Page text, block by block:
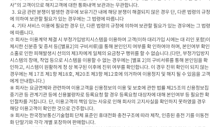
사”의 고객이므로 해지고객에 대한 통화내역 보관과는 무관합니다.
에 의하여 보관할 필요가 있는 경우에는 그 법령에 따릅니다
에 따릅니다.
⑦ 회사는 이용계약 체결 시 부정가입방지시스템을 이용하여 고객(이하 대리가입 시에는 대 리인 포함)이
제시한 신분증 및 증서 등([별표2]의 구비서류)을 통해 본인인지 여부를 확 인하여야 하며, 본인여부 확인
소홀로 인한 피해발생시 선의의 제3자에게 일체의 요금청구 행위를 할 수 없습니다.(다만, 부정가입방지
시스템의 장애, 작업 등으로 시스템을 이용할 수 없는 경우에는 [별표 2]의 구비서류를 통해 본인임을 확
인하고, 시스템이 원활하게 정 상 복구된 이후에 진위 여부를 확인합니다. 이 경우 진위 확인이 되지 않는
경우에는 제 17조 제1항 제18호, 제20조 제3항 제12호에 의거하여 이용정지 및 해지 될 수 있음을 고객
에게 안내합니다.)
⑧ 회사는 요금연체와 관련하여 이용고객을 신용정보의 이용 및 보호에 관한 법률 제25조의 신용정보집
중기관 등 관계기관 등에 신용불량자로 등록요청 할 경우 등록요청 대상자에 대해 본인여부 등 필요한 확
인절차를 거칩니다. 단, 이용고객의 책임 있는 사유로 인해 회사의 고지사실을 확인하지 못하였을 경우
해당 이용고객이 확인한 것으로 간주합니다.
⑨ 회사는 한국정보통신기술협회 단체 표준인 휴대전화 충전구조에 따라 제작, 인증된 충전 기를 이동전
화 단말기와 각각 개별 포장하여 판매합니다.